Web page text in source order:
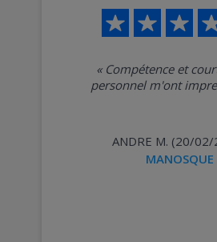
« Compétence et
personnel m'ont
ANDRE M. (20/
MANOSQUE